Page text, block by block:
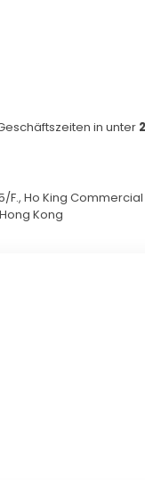
in unter
Ho King Commercial
Kong